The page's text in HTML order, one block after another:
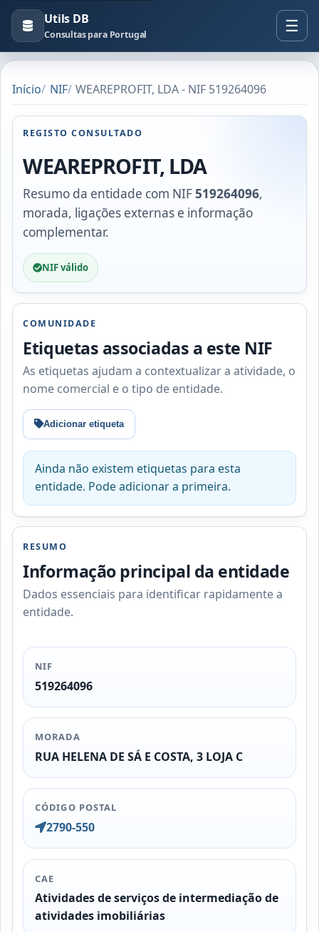
Utils DB
Consultas para Portugal
Início NIF WEAREPROFIT, LDA - NIF 519264096
REGISTO CONSULTADO
WEAREPROFIT, LDA
Resumo da entidade com NIF519264096,
morada, ligações externas e informação
complementar.
NIF válido
COMUNIDADE
Etiquetas associadas a este NIF
As etiquetas ajudam a contextualizar a atividade, o
nome comercial e o tipo de entidade.
Adicionar etiqueta
Ainda não existem etiquetas para esta
entidade. Pode adicionar a primeira.
RESUMO
Informação principal da entidade
Dados essenciais para identificar rapidamente a
entidade.
NIF
519264096
MORADA
RUA HELENA DE SÁ E COSTA, 3 LOJA C
CÓDIGO POSTAL
2790-550
CAE
Atividades de serviços de intermediação de
atividades imobiliárias